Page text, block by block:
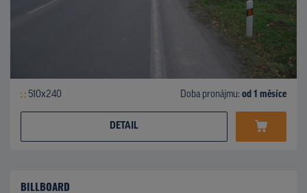
510x240 Doba pronájmu: od 1 měsíce
DETAIL
BILLBOARD